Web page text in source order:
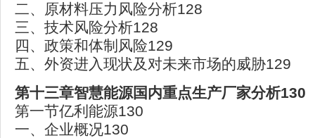
二、原材料压力风险分析128
三、技术风险分析128
四、政策和体制风险129
五、外资进入现状及对未来市场的威胁129
第十三章智慧能源国内重点生产厂家分析130
第一节亿利能源130
一、企业概况130